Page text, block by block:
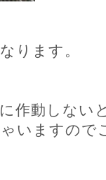
ります。
作動しない
いますので